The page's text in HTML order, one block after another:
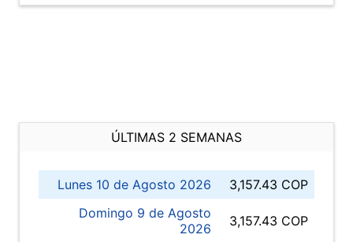
ÚLTIMAS 2 SEMANAS
Lunes 10 de Agosto 2026
3,157.43 COP
Domingo 9 de Agosto
2026
3,157.43 COP